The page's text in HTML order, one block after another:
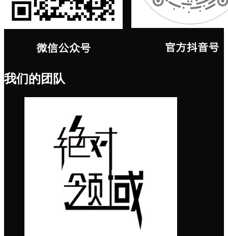
我们的团队